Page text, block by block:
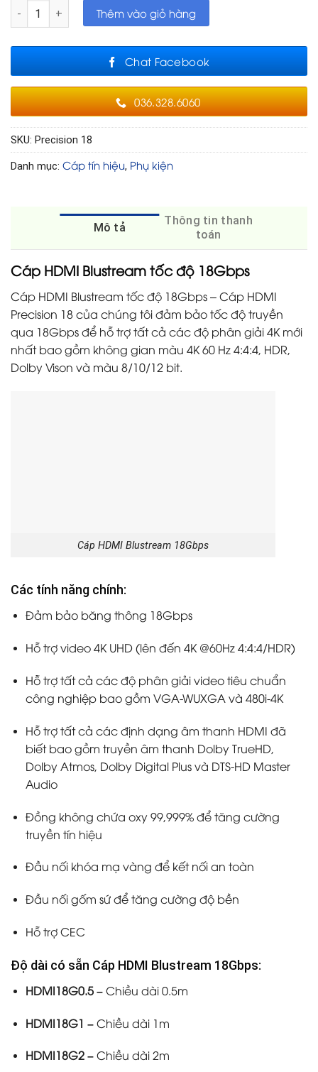
Cáp HDMI Blustream tốc độ 18Gbps số lượng
Thêm vào giỏ hàng
Chat Facebook
036.328.6060
SKU: Precision 18
Danh mục: Cáp tín hiệu, Phụ kiện
Mô tả
Thông tin thanh
toán
Cáp HDMI Blustream tốc độ 18Gbps
Cáp HDMI Blustream tốc độ 18Gbps – Cáp HDMI
Precision 18 của chúng tôi đảm bảo tốc độ truyền
qua 18Gbps để hỗ trợ tất cả các độ phân giải 4K mới
nhất bao gồm không gian màu 4K 60 Hz 4:4:4, HDR,
Dolby Vison và màu 8/10/12 bit.
Cáp HDMI Blustream 18Gbps
Các tính năng chính:
Đảm bảo băng thông 18Gbps
Hỗ trợ video 4K UHD (lên đến 4K @60Hz 4:4:4/HDR)
Hỗ trợ tất cả các độ phân giải video tiêu chuẩn
công nghiệp bao gồm VGA-WUXGA và 480i-4K
Hỗ trợ tất cả các định dạng âm thanh HDMI đã
biết bao gồm truyền âm thanh Dolby TrueHD,
Dolby Atmos, Dolby Digital Plus và DTS-HD Master
Audio
Đồng không chứa oxy 99,999% để tăng cường
truyền tín hiệu
Đầu nối khóa mạ vàng để kết nối an toàn
Đầu nối gốm sứ để tăng cường độ bền
Hỗ trợ CEC
Độ dài có sẵn Cáp HDMI Blustream 18Gbps:
HDMI18G0.5 –Chiều dài 0.5m
HDMI18G1 –Chiều dài 1m
HDMI18G2 –Chiều dài 2m